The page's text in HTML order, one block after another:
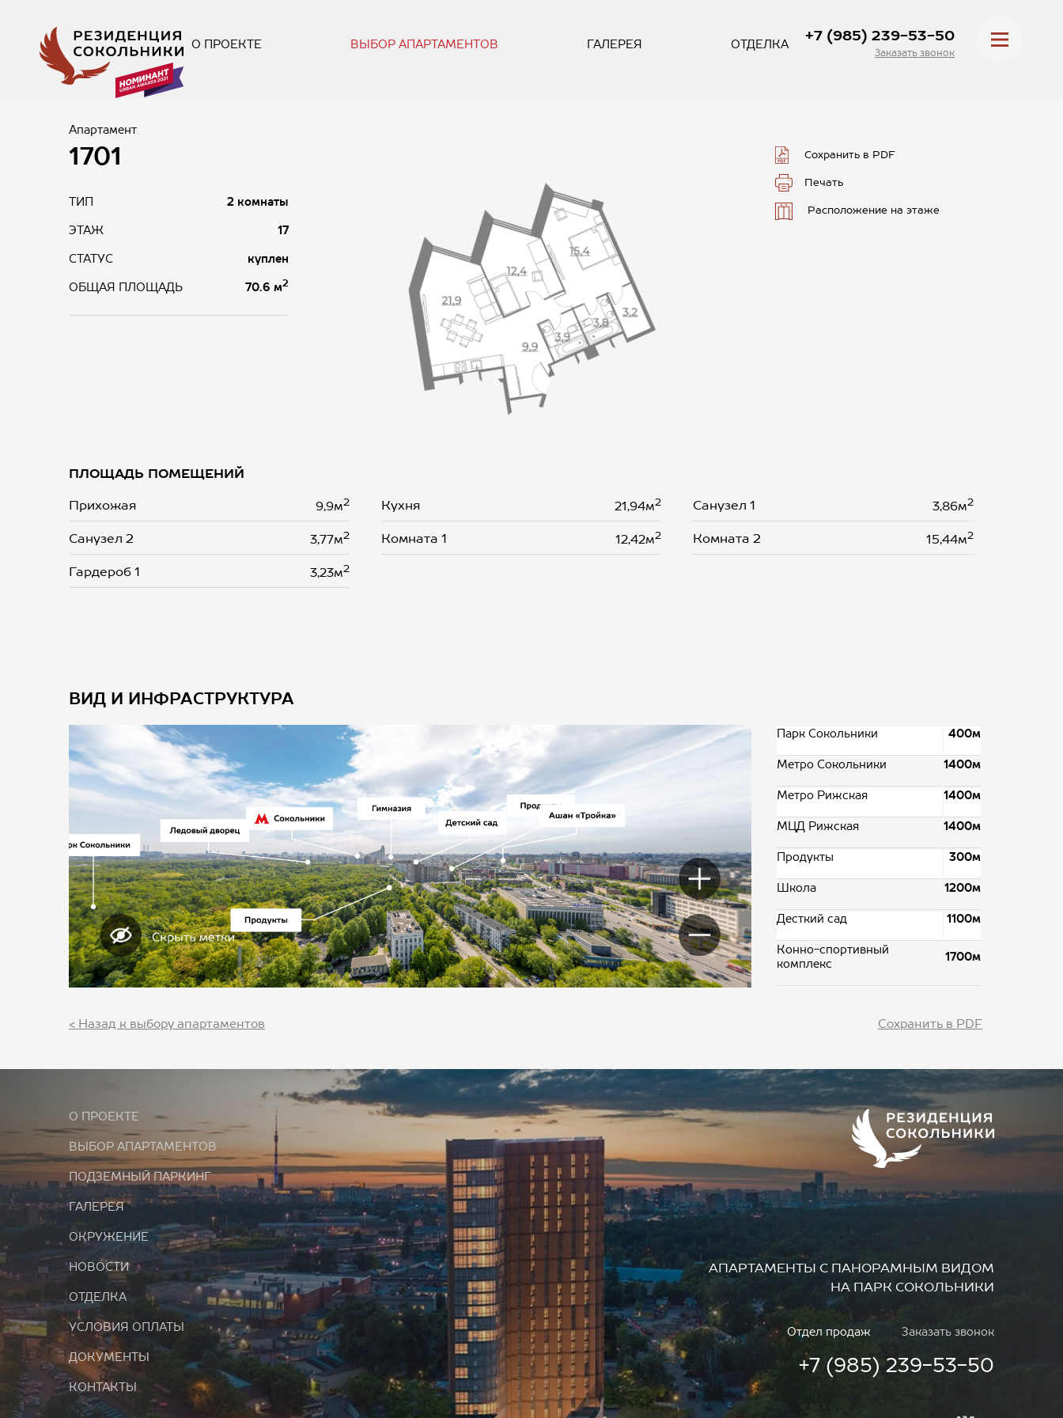
О ПРОЕКТЕ ВЫБОР АПАРТАМЕНТОВ ГАЛЕРЕЯ ОТДЕЛКА
+7 (985) 239-53-50
Заказать звонок
Апартамент
1701
ТИП 2 комнаты
ЭТАЖ 17
СТАТУС куплен
ОБЩАЯ ПЛОЩАДЬ 70.6 м2
Сохранить в PDF
Печать
Расположение на этаже
ПЛОЩАДЬ ПОМЕЩЕНИЙ
Прихожая 9,9м2 Кухня 21,94м2 Санузел 1 3,86м2
Санузел 2 3,77м2 Комната 1 12,42м2 Комната 2 15,44м2
Гардероб 1 3,23м2
ВИД И ИНФРАСТРУКТУРА
Парк Сокольники 400м
Метро Сокольники 1400м
Метро Рижская 1400м
МЦД Рижская 1400м
Продукты 300м
Школа 1200м
Десткий сад 1100м
Конно-спортивный
комплекс
1700м
< Назад к выбору апартаментов Сохранить в PDF
О ПРОЕКТЕ
ВЫБОР АПАРТАМЕНТОВ
ПОДЗЕМНЫЙ ПАРКИНГ
ГАЛЕРЕЯ
ОКРУЖЕНИЕ
НОВОСТИ
ОТДЕЛКА
УСЛОВИЯ ОПЛАТЫ
ДОКУМЕНТЫ
КОНТАКТЫ
АПАРТАМЕНТЫ С ПАНОРАМНЫМ ВИДОМ
НА ПАРК СОКОЛЬНИКИ
Отдел продаж Заказать звонок
+7 (985) 239-53-50